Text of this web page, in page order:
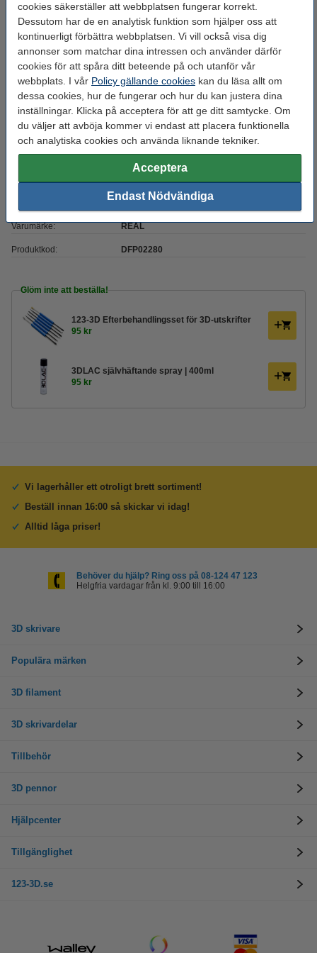
cookies säkerställer att webbplatsen fungerar korrekt.
Dessutom har de en analytisk funktion som hjälper oss att
kontinuerligt förbättra webbplatsen. Vi vill också visa dig
annonser som matchar dina intressen och använder därför
cookies för att spåra ditt beteende på och utanför vår
webbplats. I vår Policy gällande cookies kan du läsa allt om
dessa cookies, hur de fungerar och hur du kan justera dina
inställningar. Klicka på acceptera för att ge ditt samtycke. Om
du väljer att avböja kommer vi endast att placera funktionella
och analytiska cookies och använda liknande tekniker.
Acceptera
Endast Nödvändiga
Färg: Neutral
Heated bed temp: 60 - 80 °C
Material: PLA Tough
Max avvikelse: ± 0,05 mm
temperaturområde:
190 - 220 °C
Spolens bredd: 7,0 cm
Spolens inre diameter: Ø 5,6 cm
Ø 20,0 cm
Varumärke: REAL
Produktkod: DFP02280
Glöm inte att beställa!
123-3D Efterbehandlingsset för 3D-utskrifter
95 kr
3DLAC självhäftande spray | 400ml
95 kr
Vi lagerhåller ett otroligt brett sortiment!
Beställ innan 16:00 så skickar vi idag!
Alltid låga priser!
Behöver du hjälp? Ring oss på 08-124 47 123
Helgfria vardagar från kl. 9:00 till 16:00
3D skrivare
Populära märken
3D filament
3D skrivardelar
Tillbehör
3D pennor
Hjälpcenter
Tillgänglighet
123-3D.se